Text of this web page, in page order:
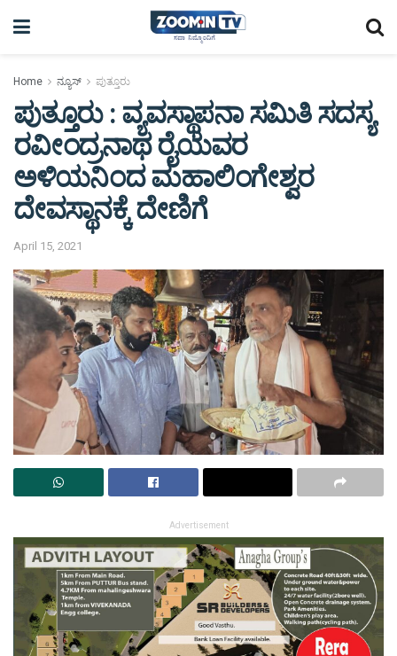
Home ನ್ಯೂಸ್ ಪುತ್ತೂರು
ಪುತ್ತೂರು : ವ್ಯವಸ್ಥಾಪನಾ ಸಮಿತಿ ಸದಸ್ಯ
ರವೀಂದ್ರನಾಥ ರೈಯವರ
ಅಳಿಯನಿಂದ ಮಹಾಲಿಂಗೇಶ್ವರ
ದೇವಸ್ಥಾನಕ್ಕೆ ದೇಣಿಗೆ
April 15, 2021
Advertisement